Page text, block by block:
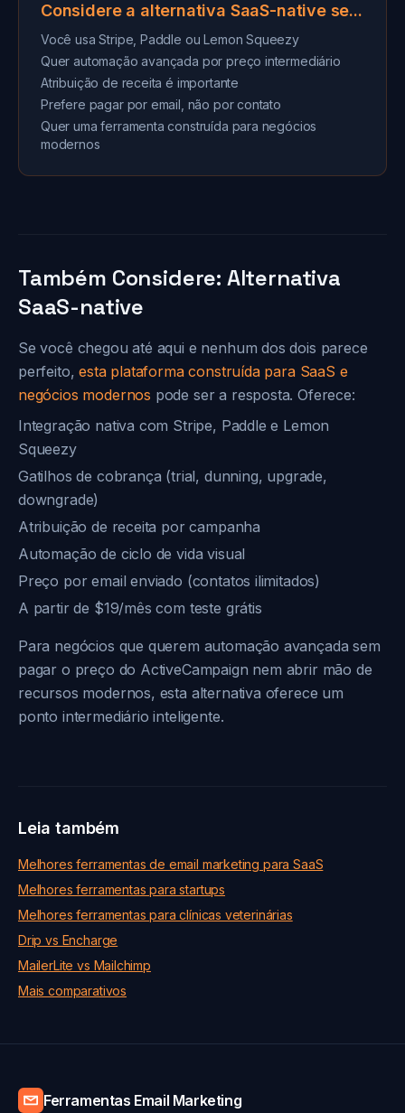
Considere a alternativa SaaS-native se...
Você usa Stripe, Paddle ou Lemon Squeezy
Quer automação avançada por preço intermediário
Atribuição de receita é importante
Prefere pagar por email, não por contato
Quer uma ferramenta construída para negócios
modernos
Também Considere: Alternativa
SaaS-native
Se você chegou até aqui e nenhum dos dois parece
perfeito,esta plataforma construída para SaaS e
negócios modernos pode ser a resposta. Oferece:
Integração nativa com Stripe, Paddle e Lemon
Squeezy
Gatilhos de cobrança (trial, dunning, upgrade,
downgrade)
Atribuição de receita por campanha
Automação de ciclo de vida visual
Preço por email enviado (contatos ilimitados)
A partir de $19/mês com teste grátis
Para negócios que querem automação avançada sem
pagar o preço do ActiveCampaign nem abrir mão de
recursos modernos, esta alternativa oferece um
ponto intermediário inteligente.
Leia também
Melhores ferramentas de email marketing para SaaS
Melhores ferramentas para startups
Melhores ferramentas para clínicas veterinárias
Drip vs Encharge
MailerLite vs Mailchimp
Mais comparativos
Ferramentas Email Marketing